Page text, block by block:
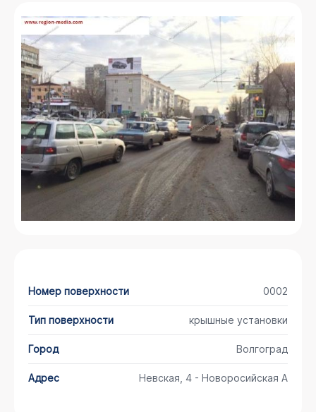
Номер поверхности 0002
Тип поверхности крышные установки
Город Волгоград
Адрес Невская, 4 - Новоросийская А